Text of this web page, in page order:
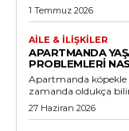
1 Temmuz 2026
AILE & İLIŞKILER
APARTMANDA
PROBLEMLERI
Apartmanda köpekle
zamanda oldukça
27 Haziran 2026